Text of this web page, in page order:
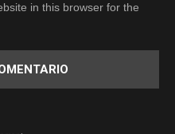
in this browser for the